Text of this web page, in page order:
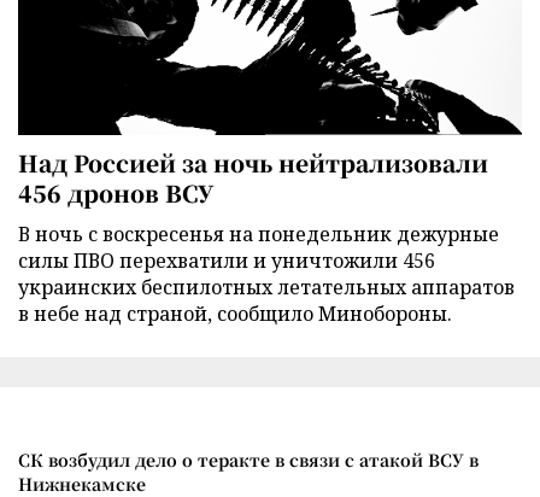
Над Россией за ночь нейтрализовали
456 дронов ВСУ
В ночь с воскресенья на понедельник дежурные
силы ПВО перехватили и уничтожили 456
украинских беспилотных летательных аппаратов
в небе над страной, сообщило Минобороны.
СК возбудил дело о теракте в связи с атакой ВСУ в
Нижнекамске